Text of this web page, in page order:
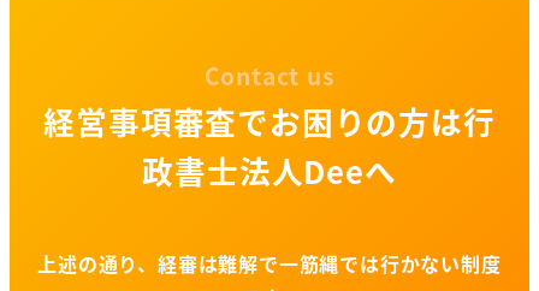
Contact us
経営事項審査でお困りの方は行
政書士法人Deeへ
上述の通り、経審は難解で一筋縄では行かない制度